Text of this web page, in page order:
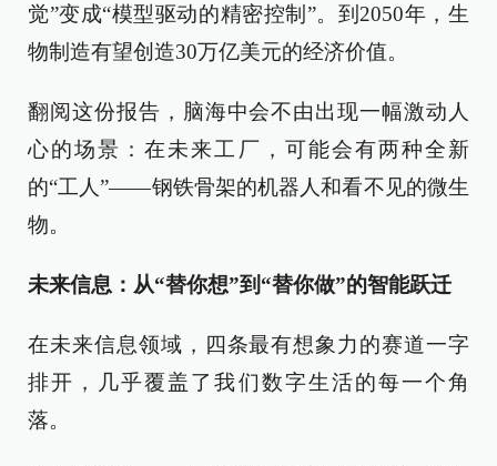
觉”变成“模型驱动的精密控制”。到2050年，生
物制造有望创造30万亿美元的经济价值。
翻阅这份报告，脑海中会不由出现一幅激动人
心的场景：在未来工厂，可能会有两种全新
的“工人”——钢铁骨架的机器人和看不见的微生
物。
未来信息：从“替你想”到“替你做”的智能跃迁
在未来信息领域，四条最有想象力的赛道一字
排开，几乎覆盖了我们数字生活的每一个角
落。